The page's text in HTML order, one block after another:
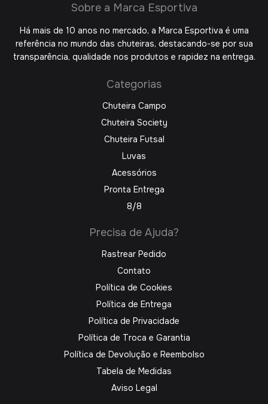
Sobre a Marca Esportiva
Há mais de 10 anos no mercado, a Marca Esportiva é uma
referência no mundo das chuteiras, destacando-se por sua
transparência, qualidade nos produtos e rapidez na entrega.
Categorias
Chuteira Campo
Chuteira Society
Chuteira Futsal
Luvas
Acessórios
Pronta Entrega
8/8
Precisa de Ajuda?
Rastrear Pedido
Contato
Política de Cookies
Política de Entrega
Política de Privacidade
Política de Troca e Garantia
Política de Devolução e Reembolso
Tabela de Medidas
Aviso Legal